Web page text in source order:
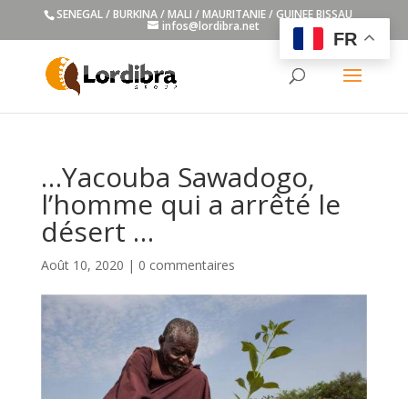
SENEGAL / BURKINA / MALI / MAURITANIE / GUINEE BISSAU
infos@lordibra.net
…Yacouba Sawadogo,
l’homme qui a arrêté le
désert …
Août 10, 2020 | 0 commentaires
FR